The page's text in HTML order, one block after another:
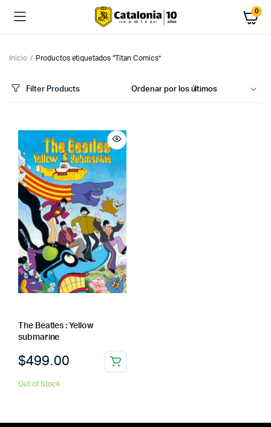
0
Inicio Productos etiquetados “Titan Comics”
Filter Products
The Beatles : Yellow
submarine
$499.00
Out of Stock